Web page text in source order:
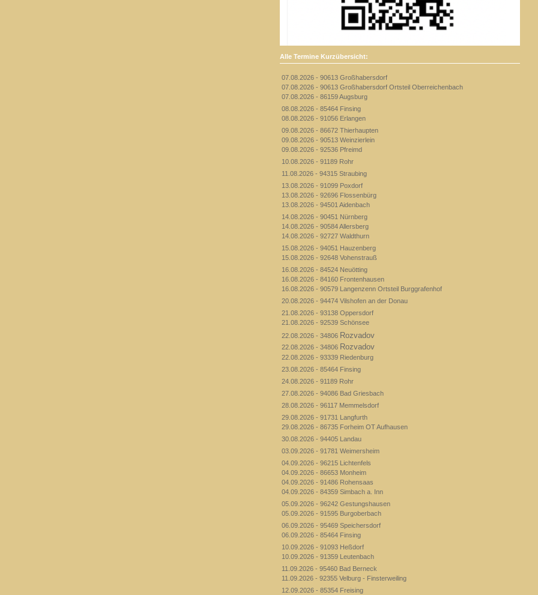
Alle Termine Kurzübersicht:
07.08.2026 - 90613 Großhabersdorf
07.08.2026 - 90613 Großhabersdorf Ortsteil Oberreichenbach
07.08.2026 - 86159 Augsburg
08.08.2026 - 85464 Finsing
08.08.2026 - 91056 Erlangen
09.08.2026 - 86672 Thierhaupten
09.08.2026 - 90513 Weinzierlein
09.08.2026 - 92536 Pfreimd
10.08.2026 - 91189 Rohr
11.08.2026 - 94315 Straubing
13.08.2026 - 91099 Poxdorf
13.08.2026 - 92696 Flossenbürg
13.08.2026 - 94501 Aidenbach
14.08.2026 - 90451 Nürnberg
14.08.2026 - 90584 Allersberg
14.08.2026 - 92727 Waldthurn
15.08.2026 - 94051 Hauzenberg
15.08.2026 - 92648 Vohenstrauß
16.08.2026 - 84524 Neuötting
16.08.2026 - 84160 Frontenhausen
16.08.2026 - 90579 Langenzenn Ortsteil Burggrafenhof
20.08.2026 - 94474 Vilshofen an der Donau
21.08.2026 - 93138 Oppersdorf
21.08.2026 - 92539 Schönsee
22.08.2026 - 34806 Rozvadov
22.08.2026 - 34806 Rozvadov
22.08.2026 - 93339 Riedenburg
23.08.2026 - 85464 Finsing
24.08.2026 - 91189 Rohr
27.08.2026 - 94086 Bad Griesbach
28.08.2026 - 96117 Memmelsdorf
29.08.2026 - 91731 Langfurth
29.08.2026 - 86735 Forheim OT Aufhausen
30.08.2026 - 94405 Landau
03.09.2026 - 91781 Weimersheim
04.09.2026 - 96215 Lichtenfels
04.09.2026 - 86653 Monheim
04.09.2026 - 91486 Rohensaas
04.09.2026 - 84359 Simbach a. Inn
05.09.2026 - 96242 Gestungshausen
05.09.2026 - 91595 Burgoberbach
06.09.2026 - 95469 Speichersdorf
06.09.2026 - 85464 Finsing
10.09.2026 - 91093 Heßdorf
10.09.2026 - 91359 Leutenbach
11.09.2026 - 95460 Bad Berneck
11.09.2026 - 92355 Velburg - Finsterweiling
12.09.2026 - 85354 Freising